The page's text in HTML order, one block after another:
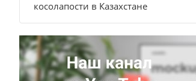
косолапости в Казахстане